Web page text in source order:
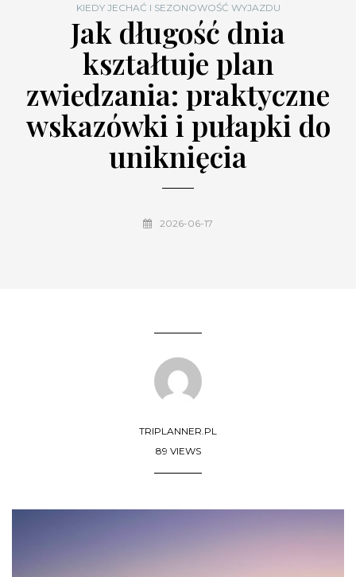
KIEDY JECHAĆ I SEZONOWOŚĆ WYJAZDU
Jak długość dnia
kształtuje plan
zwiedzania: praktyczne
wskazówki i pułapki do
uniknięcia
2026-06-17
TRIPLANNER.PL
89 VIEWS